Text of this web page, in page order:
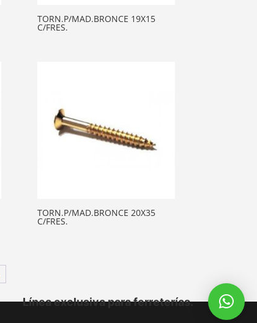
TORN.P/MAD.BRONCE 19X15
C/FRES.
TORN.P/MAD.BRONCE 20X35
C/FRES.
Línea exclusiva para ferreterías.